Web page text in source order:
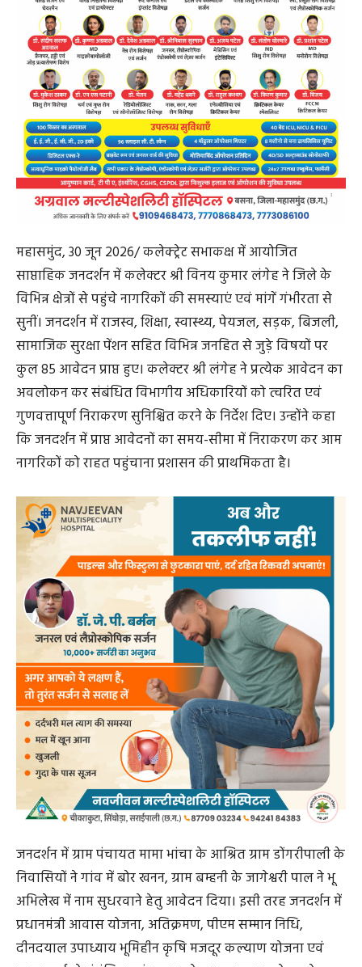
महासमुंद, 30 जून 2026/ कलेक्ट्रेट सभाकक्ष में आयोजित
साप्ताहिक जनदर्शन में कलेक्टर श्री विनय कुमार लंगेह ने जिले के
विभिन्न क्षेत्रों से पहुंचे नागरिकों की समस्याएं एवं मांगें गंभीरता से
सुनीं। जनदर्शन में राजस्व, शिक्षा, स्वास्थ्य, पेयजल, सड़क, बिजली,
सामाजिक सुरक्षा पेंशन सहित विभिन्न जनहित से जुड़े विषयों पर
कुल 85 आवेदन प्राप्त हुए। कलेक्टर श्री लंगेह ने प्रत्येक आवेदन का
अवलोकन कर संबंधित विभागीय अधिकारियों को त्वरित एवं
गुणवत्तापूर्ण निराकरण सुनिश्चित करने के निर्देश दिए। उन्होंने कहा
कि जनदर्शन में प्राप्त आवेदनों का समय-सीमा में निराकरण कर आम
नागरिकों को राहत पहुंचाना प्रशासन की प्राथमिकता है।
जनदर्शन में ग्राम पंचायत मामा भांचा के आश्रित ग्राम डोंगरीपाली के
निवासियों ने गांव में बोर खनन, ग्राम बम्हनी के जागेश्वरी पाल ने भू
अभिलेख में नाम सुधरवाने हेतु आवेदन दिया। इसी तरह जनदर्शन में
प्रधानमंत्री आवास योजना, अतिक्रमण, पीएम सम्मान निधि,
दीनदयाल उपाध्याय भूमिहीन कृषि मजदूर कल्याण योजना एवं